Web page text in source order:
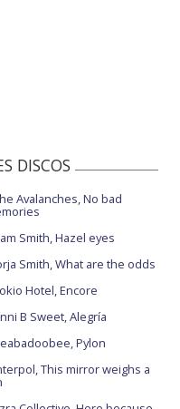
DISCOS
Avalanches, No bad
Smith, Hazel eyes
Smith, What are the odds
Hotel, Encore
B Sweet, Alegría
Pylon
This mirror weighs a